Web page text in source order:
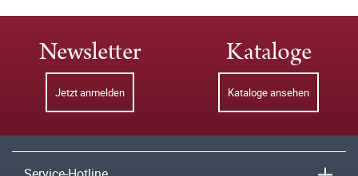
Newsletter
Jetzt anmelden
Kataloge
Kataloge ansehen